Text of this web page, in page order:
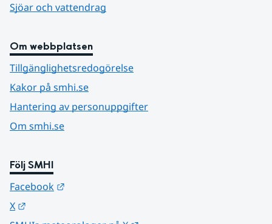
Sjöar och vattendrag
Om webbplatsen
Tillgänglighetsredogörelse
Kakor på smhi.se
Hantering av personuppgifter
Om smhi.se
Följ SMHI
Facebook
X